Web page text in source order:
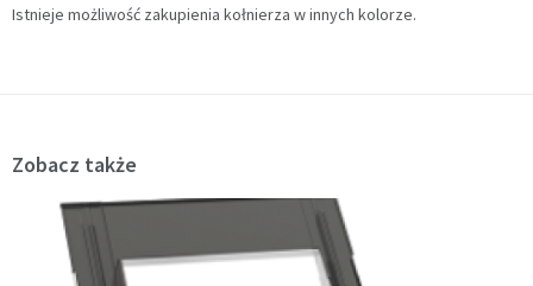
Istnieje możliwość zakupienia kołnierza w innych kolorze.
Zobacz także